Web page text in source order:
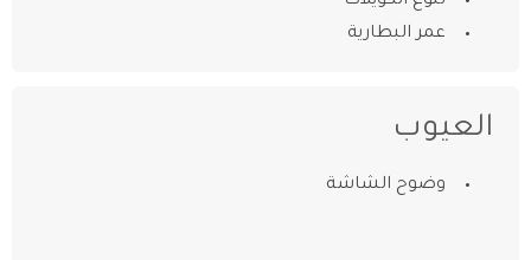
عمر البطارية
العيوب
وضوح الشاشة